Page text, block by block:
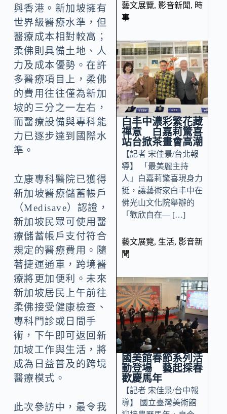
與香港。新加坡擁有
世界級醫療水準，但
醫療成本相對較高；
柔佛則具備土地、人
力及成本優勢。在許
多醫療項目上，柔佛
的費用往往僅為新加
坡的三分之一左右，
而醫療設備與專科能
力已逐步達到國際水
準。
立康專科醫院已獲得
新加坡醫療儲蓄帳戶
（Medisave）認證，
新加坡民眾可使用醫
療儲蓄帳戶支付符合
規定的醫療費用。隨
著捷運通車，跨境醫
療將更加便利。未來
新加坡居民上午前往
柔佛接受健康檢查、
專科門診或日間手
術，下午即可返回新
加坡工作與生活，將
成為日益普及的跨境
醫療模式。
此次參訪中，最令我
藝文展覽, 影音新聞, 時
事
白丰中濃彩繁花藏
禪意 白嘉莉驚喜
站台掀茶畫會高潮
【記者 宋佳景/台北報
導】 「最美麗主持
人」白嘉莉驚喜現身力
挺，讓藝術家白丰中在
佛光山文化院舉辦的
「歡欣自在— […]
藝文展覽, 生活, 影音新
聞
國美館春節系列活
動登場 藝起探春
歡慶馬年
【記者 宋佳景/台中報
導】 國立臺灣美術館